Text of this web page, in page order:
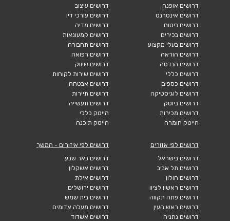
דרושים אופנה
דרושים אינטרנט
דרושים ביטוח
דרושים בכירים
דרושים בעלי מקצוע
דרושים הוראה
דרושים הנדסה
דרושים כללי
דרושים כספים
דרושים לוגיסטיקה
דרושים ביוטק
דרושים מכירות
הייטק חומרה
דרושים עיצוב
דרושים עורכי דין
דרושים מדיה
דרושים קמעונאות
דרושים תחבורה
דרושים רפואה
דרושים שיווק
דרושים שירות לקוחות
דרושים אבטחה
דרושים תיירות
דרושים תעשייה
הייטק כללי
הייטק תוכנה
דרושים לפי אזורים
דרושים בישראל
דרושים תל אביב
דרושים חולון
דרושים ראשון לציון
דרושים פתח תקווה
דרושים ראש העין
דרושים נתניה
דרושים לפי איזורים - המשך
דרושים באר שבע
דרושים אשקלון
דרושים אילת
דרושים ירושלים
דרושים בית שמש
דרושים מעלה אדומים
דרושים אשדוד